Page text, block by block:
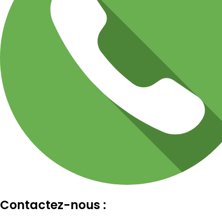
Contactez-nous :